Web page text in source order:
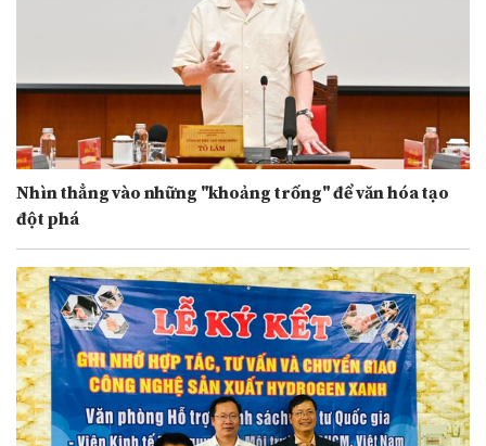
Nhìn thẳng vào những "khoảng trống" để văn hóa tạo
đột phá